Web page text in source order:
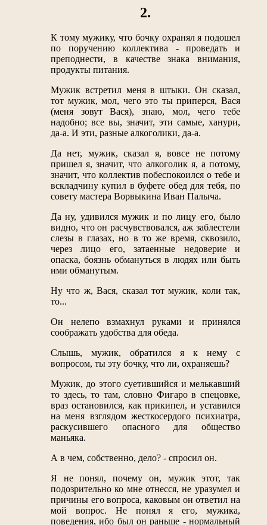
2.
К тому мужику, что бочку охранял я подошел
по поручению коллектива - проведать и
преподнести, в качестве знака внимания,
продукты питания.
Мужик встретил меня в штыки. Он сказал,
тот мужик, мол, чего это ты приперся, Вася
(меня зовут Вася), знаю, мол, чего тебе
надобно; все вы, значит, эти самые, ханури,
да-а. И эти, разные алкоголики, да-а.
Да нет, мужик, сказал я, вовсе не потому
пришел я, значит, что алкоголик я, а потому,
значит, что коллектив побеспокоился о тебе и
вскладчину купил в буфете обед для тебя, по
совету мастера Ворвыкина Иван Палыча.
Да ну, удивился мужик и по лицу его, было
видно, что он расчувствовался, аж заблестели
слезы в глазах, но в то же время, сквозило,
через лицо его, затаенные недоверие и
опаска, боязнь обмануться в людях или быть
ими обманутым.
Ну что ж, Вася, сказал тот мужик, коли так,
то...
Он нелепо взмахнул руками и принялся
соображать удобства для обеда.
Слышь, мужик, обратился я к нему с
вопросом, ты эту бочку, что ли, охраняешь?
Мужик, до этого суетившийся и мелькавший
то здесь, то там, словно Фигаро в спецовке,
враз остановился, как прикипел, и уставился
на меня взглядом жесткосердого психиатра,
раскусившего опасного для общество
маньяка.
А в чем, собственно, дело? - спросил он.
Я не понял, почему он, мужик этот, так
подозрительно ко мне отнесся, не уразумел и
причины его вопроса, каковым он ответил на
мой вопрос. Не понял я его, мужика,
поведения, ибо был он раньше - нормальный